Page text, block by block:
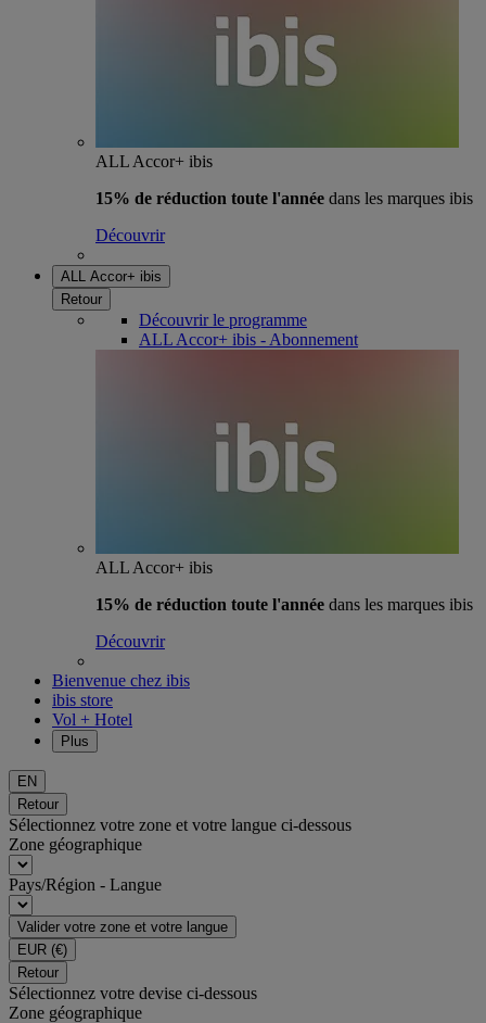
ALL Accor+ ibis
15% de réduction toute l'année dans les marques ibis
Découvrir
ALL Accor+ ibis
Retour
Découvrir le programme
ALL Accor+ ibis - Abonnement
ALL Accor+ ibis
15% de réduction toute l'année dans les marques ibis
Découvrir
Bienvenue chez ibis
ibis store
Vol + Hotel
Plus
EN
Retour
Sélectionnez votre zone et votre langue ci-dessous
Zone géographique
Pays/Région - Langue
Valider votre zone et votre langue
EUR (€)
Retour
Sélectionnez votre devise ci-dessous
Zone géographique